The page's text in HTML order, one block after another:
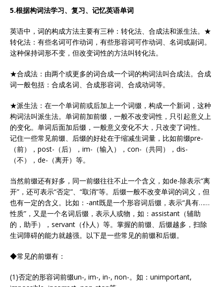
5.根据构词法学习、复习、记忆英语单词
英语中，词的构成方法主要有三种：转化法、合成法和派生法。★
转化法：有些名词可作动词，有些形容词可作动词、名词或副词。
这种保持词形不变，但改变词性的方法叫转化法。
★合成法：由两个或更多的词合成一个词的构词法叫合成法。合成
词一般包括：合成名词、合成形容词、合成动词等。
★派生法：在一个单词前或后加上一个词缀，构成一个新词，这种
构词法叫派生法。单词前加前缀，一般不改变词性，只引起意义上
的变化。单词后面加后缀，一般意义变化不大，只改变了词性。
记住一些常见前缀、后缀的好处在于缩减生词量，比如前缀pre-
（前），post-（后），im-（输入），con-（共同），dis-
（不），de-（离开）等。
当然前缀还有好多，同一前缀往往不止一个含义，如de-除表示“离
开”，还可表示“否定”、“取消”等。后缀一般不改变单词的词义，但
也有一定的含义。比如：-ant既是一个形容词后缀，表示“具有……
性质”，又是一个名词后缀，表示人或物，如：assistant（辅助
的，助手），servant（仆人）等。掌握的前缀、后缀越多，扫除
生词障碍的能力就越强。以下是一些常见的前缀和后缀。
◆常见的前缀有：
(1)否定的形容词前缀un-, im-, in-, non-。如：unimportant,